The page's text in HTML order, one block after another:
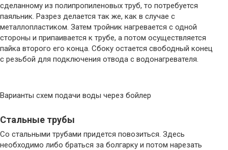
сделанному из полипропиленовых труб, то потребуется
паяльник. Разрез делается так же, как в случае с
металлопластиком. Затем тройник нагревается с одной
стороны и припаивается к трубе, а потом осуществляется
пайка второго его конца. Сбоку остается свободный конец
с резьбой для подключения отвода с водонагревателя.
Варианты схем подачи воды через бойлер
Стальные трубы
Со стальными трубами придется повозиться. Здесь
необходимо либо браться за болгарку и потом нарезать